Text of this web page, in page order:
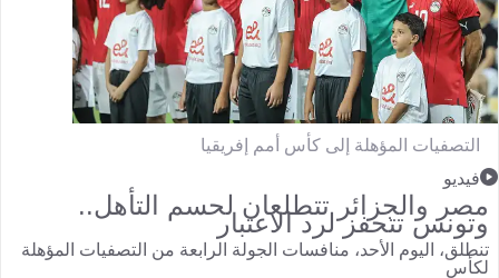
التصفيات المؤهلة إلى كأس أمم إفريقيا
فيديو
مصر والجزائر تتطلعان لحسم التأهل..
وتونس تتحفز لرد الاعتبار
تنطلق، اليوم الأحد، منافسات الجولة الرابعة من التصفيات المؤهلة
لكأس